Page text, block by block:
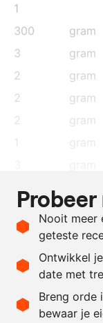
1
300
gram
3
gram
2
gram
2
gram
2
gram
1
125
gram
naar
Recept
-
Probeer
Nooit meer
geteste
Ontwikkel
date met
Breng orde
bewaar je